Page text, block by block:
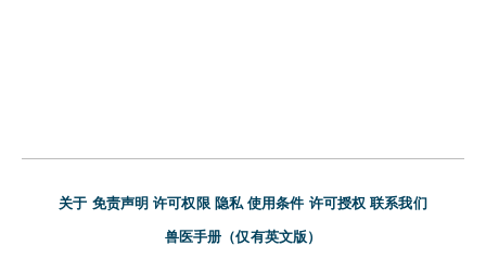
关于 免责声明 许可权限 隐私 使用条件 许可授权 联系我们
兽医手册（仅有英文版）